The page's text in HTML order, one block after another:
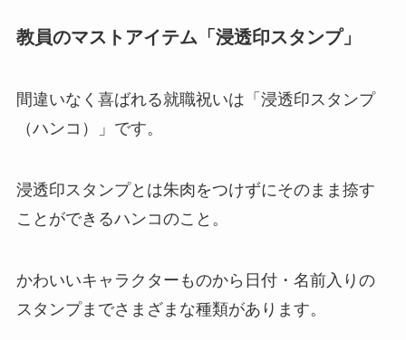
教員のマストアイテム「浸透印スタンプ」
間違いなく喜ばれる就職祝いは「浸透印スタンプ
（ハンコ）」 です。
浸透印スタンプとは朱肉をつけずにそのまま捺す
ことができるハンコのこと。
かわいいキャラクターものから日付・名前入りの
スタンプまでさまざまな種類があります。